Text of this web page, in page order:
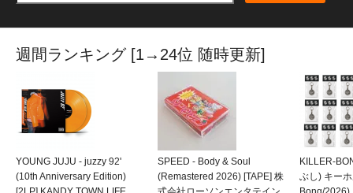
週間ランキング [1→24位 随時更新]
YOUNG JUJU - juzzy 92'
(10th Anniversary Edition)
SPEED - Body & Soul
(Remastered 2026) [TAPE] 株
KILLER-
ぶし) キー